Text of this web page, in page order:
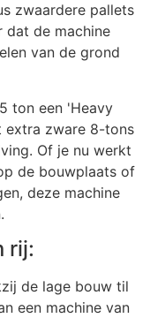
zwaardere pallets
dat de machine
van de grond
ton een 'Heavy
extra zware 8-tons
Of je nu werkt
de bouwplaats of
deze machine
rij:
de lage bouw til
een machine van